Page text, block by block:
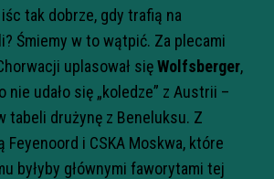
tak dobrze, gdy trafią na
Śmiemy w to wątpić. Za plecami
uplasował sięWolfsberger,
nie udało się „koledze” z Austrii –
tabeli drużynę z Beneluksu. Z
Feyenoord i CSKA Moskwa, które
byłyby głównymi faworytami tej